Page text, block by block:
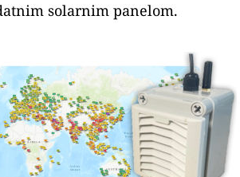
solarnim panelom.